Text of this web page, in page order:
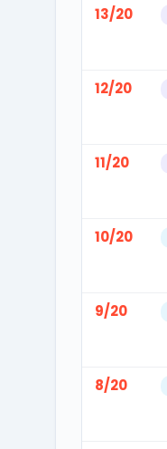
13/20
12/20
11/20
10/20
9/20
8/20